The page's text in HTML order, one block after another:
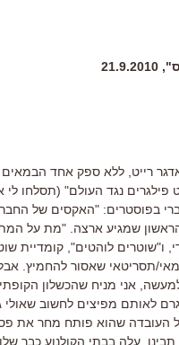
רייט ללא ספק אחד הבמאים
פילגרים נגד העולם" (תסלחו לי
בפוסטרים: "האקסים של
שמגיע ארצה . "מת על
ו"שוטרים לוהטים", קומדיית
/תסריטאי שאסור להחמיץ
אני מניח שהכשלון
לאותם מפיצים לחשוב
העובדה שהוא פותח מחר את
תבינו עלה בבתי הקולנוע כבר